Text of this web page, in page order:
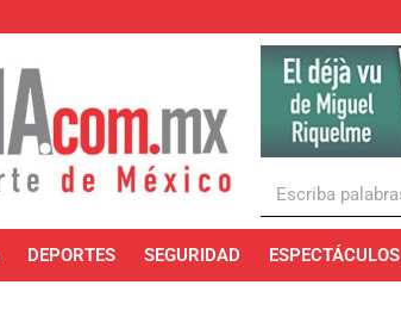
DEPORTES SEGURIDAD ESPECTÁCULOS